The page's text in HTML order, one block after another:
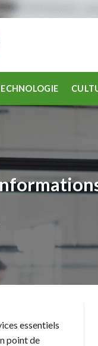
essentiels
point de